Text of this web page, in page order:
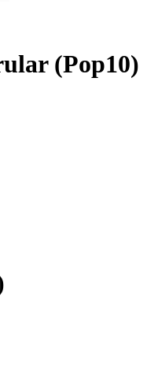
(Pop10)